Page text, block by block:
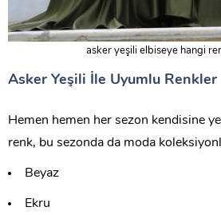
asker yeşili elbiseye hangi
Asker Yeşili İle Uyumlu Renkler
Hemen hemen her sezon kendisine
renk, bu sezonda da moda
Beyaz
Ekru